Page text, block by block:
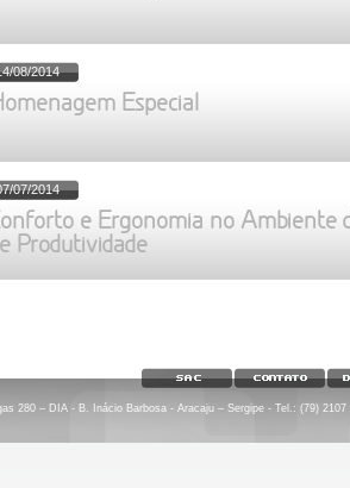
08/2014
Especial
07/2014
e Ergonomia no Ambiente
Produtividade
280 – DIA - B. Inácio Barbosa - Aracaju – Sergipe - Tel.: (79)